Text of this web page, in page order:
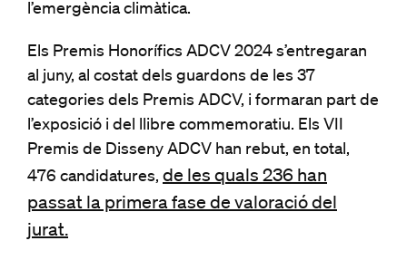
l’emergència climàtica.
Els Premis Honorífics ADCV 2024 s’entregaran
al juny, al costat dels guardons de les 37
categories dels Premis ADCV, i formaran part de
l’exposició i del llibre commemoratiu. Els VII
Premis de Disseny ADCV han rebut, en total,
476 candidatures, de les quals 236 han
passat la primera fase de valoració del
jurat.